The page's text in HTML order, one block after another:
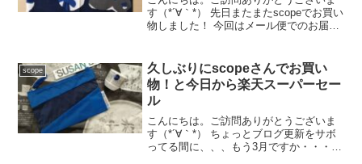
す（*´∀｀*） 先日またまたscopeでお買い
物しました！ 今回はメール便でのお届け
筒がさ～（*´∀｀*） で、今回何をポチっ
たか...
scope
久しぶりにscopeさんでお買い
物！と今日から楽天スーパーセー
ル
こんにちは。ご訪問ありがとうございま
す（*´∀｀*） ちょっとブログ更新をサボ
ってる間に、、、もう3月ですか・・・(ﾟ